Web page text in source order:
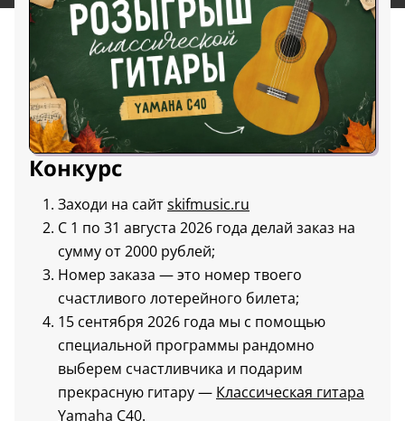
Конкурс
Заходи на сайтskifmusic.ru
С 1 по 31 августа 2026 года делай заказ на
сумму от 2000 рублей;
Номер заказа — это номер твоего
счастливого лотерейного билета;
15 сентября 2026 года мы с помощью
специальной программы рандомно
выберем счастливчика и подарим
прекрасную гитару — Классическая гитара
Yamaha C40.